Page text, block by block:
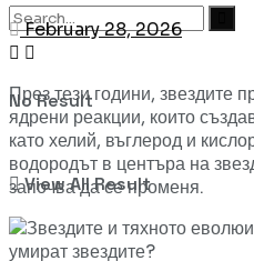
No Result
View All Result
February 28, 2026
През тези години, звездите
ядрени реакции, които
като хелий, въглерод и
водородът в центъра на
започва да се променя.